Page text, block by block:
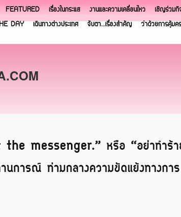
FEATURED เรื่องในกระแส งานและความเคลื่อนไหว เชิญร่วมกิ
DAY เดินทางต่างประเทศ จับตา…เรื่องสำคัญ ว่าด้วยการคุ้มค
messenger.” หรือ “อย่าทำร้
นการณ์ ท่ามกลางความขัดแย้งทางการ